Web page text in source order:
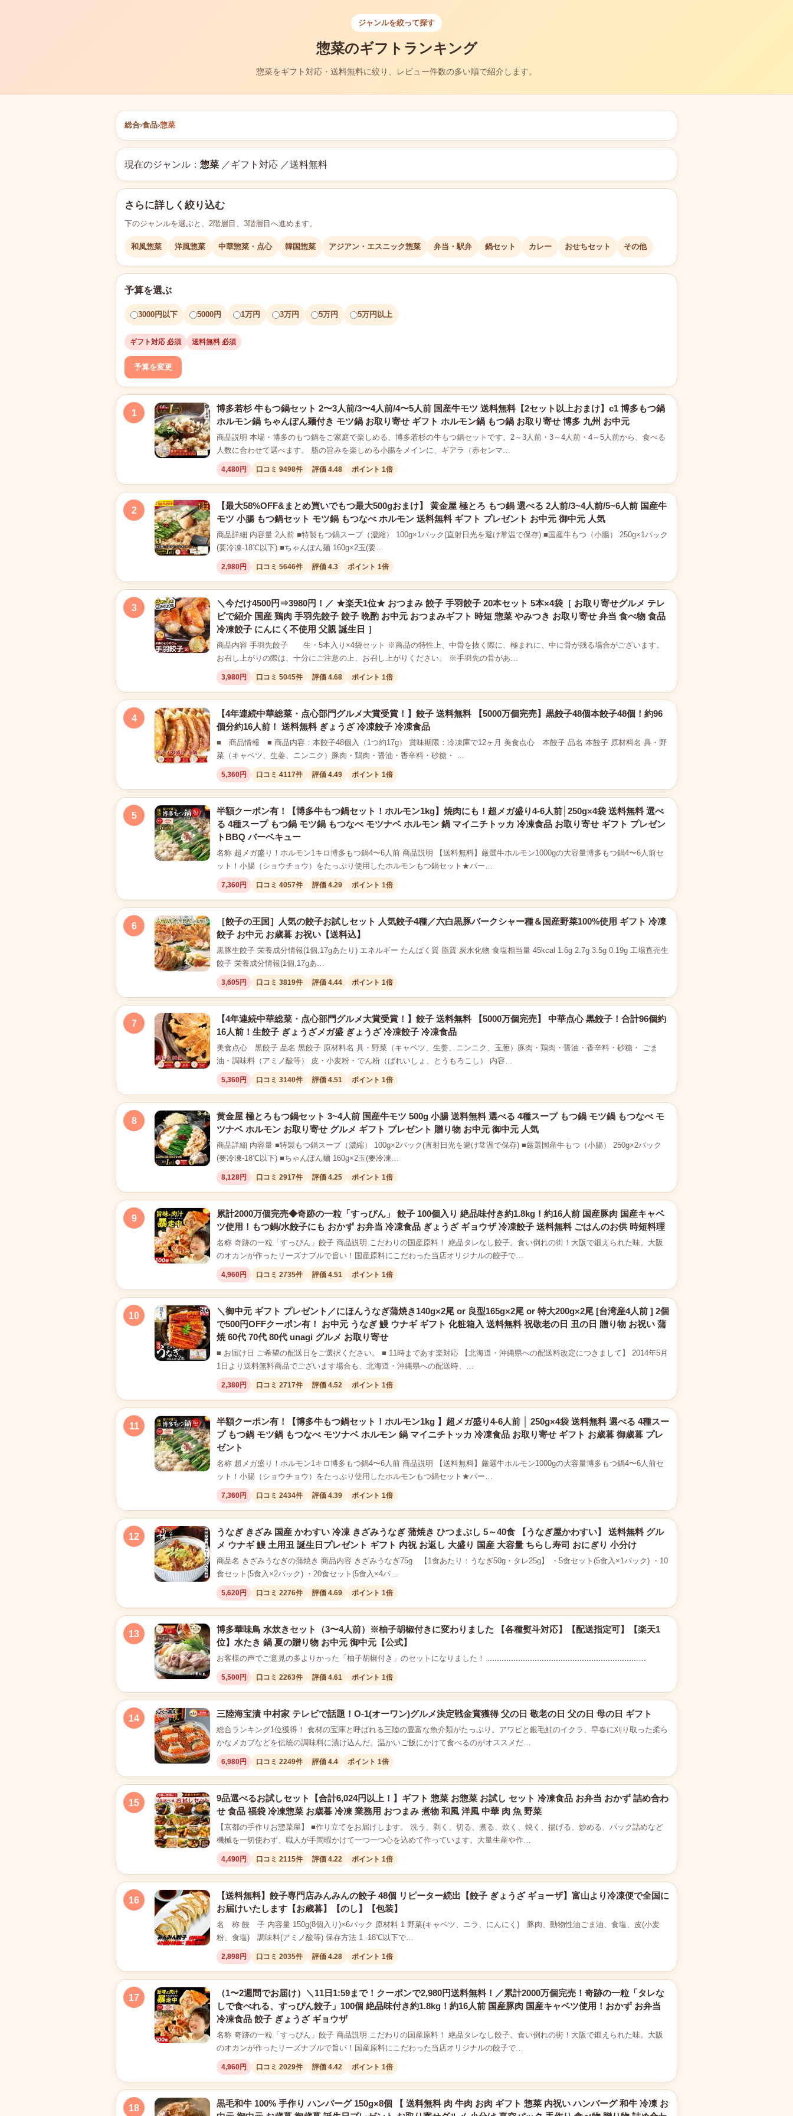
ジャンルを絞って探す
惣菜のギフトランキング
惣菜をギフト対応・送料無料に絞り、レビュー件数の多い順で紹介します。
総合›食品›惣菜
現在のジャンル： 惣菜 ／ギフト対応 ／送料無料
さらに詳しく絞り込む
下のジャンルを選ぶと、2階層目、3階層目へ進めます。
和風惣菜 洋風惣菜 中華惣菜・点心 韓国惣菜 アジアン・エスニック惣菜 弁当・駅弁 鍋セット カレー おせちセット その他
予算を選ぶ
3000円以下 5000円 1万円 3万円 5万円 5万円以上
ギフト対応 必須 送料無料 必須
予算を変更
1
博多若杉 牛もつ鍋セット 2〜3人前/3〜4人前/4〜5人前 国産牛モツ 送料無料【2セット以上おまけ】c1 博多もつ鍋
ホルモン鍋 ちゃんぽん麺付き モツ鍋 お取り寄せ ギフト ホルモン鍋 もつ鍋 お取り寄せ 博多 九州 お中元
商品説明 本場・博多のもつ鍋をご家庭で楽しめる、博多若杉の牛もつ鍋セットです。2～3人前・3～4人前・4～5人前から、食べる
人数に合わせて選べます。 脂の旨みを楽しめる小腸をメインに、ギアラ（赤センマ…
4,480円 口コミ 9498件 評価 4.48 ポイント 1倍
2
【最大58%OFF&まとめ買いでもつ最大500gおまけ】 黄金屋 極とろ もつ鍋 選べる 2人前/3~4人前/5~6人前 国産牛
モツ 小腸 もつ鍋セット モツ鍋 もつなべ ホルモン 送料無料 ギフト プレゼント お中元 御中元 人気
商品詳細 内容量 2人前 ■特製もつ鍋スープ（濃縮） 100g×1パック(直射日光を避け常温で保存) ■国産牛もつ（小腸） 250g×1パック
(要冷凍-18℃以下) ■ちゃんぽん麺 160g×2玉(要…
2,980円 口コミ 5646件 評価 4.3 ポイント 1倍
3
＼今だけ4500円⇒3980円！／ ★楽天1位★ おつまみ 餃子 手羽餃子 20本セット 5本×4袋［ お取り寄せグルメ テレ
ビで紹介 国産 鶏肉 手羽先餃子 餃子 晩酌 お中元 おつまみギフト 時短 惣菜 やみつき お取り寄せ 弁当 食べ物 食品
冷凍餃子 にんにく不使用 父親 誕生日 ］
商品内容 手羽先餃子 生・5本入り×4袋セット ※商品の特性上、中骨を抜く際に、極まれに、中に骨が残る場合がございます。
お召し上がりの際は、十分にご注意の上、お召し上がりください。 ※手羽先の骨があ…
3,980円 口コミ 5045件 評価 4.68 ポイント 1倍
4
【4年連続中華総菜・点心部門グルメ大賞受賞！】餃子 送料無料 【5000万個完売】黒餃子48個本餃子48個！約96
個分約16人前！ 送料無料 ぎょうざ 冷凍餃子 冷凍食品
■ 商品情報 ■ 商品内容：本餃子48個入（1つ約17g） 賞味期限：冷凍庫で12ヶ月 美食点心 本餃子 品名 本餃子 原材料名 具・野
菜（キャベツ、生姜、ニンニク）豚肉・鶏肉・醤油・香辛料・砂糖・ …
5,360円 口コミ 4117件 評価 4.49 ポイント 1倍
5
半額クーポン有！【博多牛もつ鍋セット！ホルモン1kg】焼肉にも！超メガ盛り4-6人前│250g×4袋 送料無料 選べ
る 4種スープ もつ鍋 モツ鍋 もつなべ モツナベ ホルモン 鍋 マイニチトッカ 冷凍食品 お取り寄せ ギフト プレゼン
トBBQ バーベキュー
名称 超メガ盛り！ホルモン1キロ博多もつ鍋4〜6人前 商品説明 【送料無料】厳選牛ホルモン1000gの大容量博多もつ鍋4〜6人前セ
ット！小腸（ショウチョウ）をたっぷり使用したホルモンもつ鍋セット★パー…
7,360円 口コミ 4057件 評価 4.29 ポイント 1倍
6
［餃子の王国］人気の餃子お試しセット 人気餃子4種／六白黒豚バークシャー種＆国産野菜100%使用 ギフト 冷凍
餃子 お中元 お歳暮 お祝い【送料込】
黒豚生餃子 栄養成分情報(1個,17gあたり) エネルギー たんぱく質 脂質 炭水化物 食塩相当量 45kcal 1.6g 2.7g 3.5g 0.19g 工場直売生
餃子 栄養成分情報(1個,17gあ…
3,605円 口コミ 3819件 評価 4.44 ポイント 1倍
7
【4年連続中華総菜・点心部門グルメ大賞受賞！】餃子 送料無料 【5000万個完売】 中華点心 黒餃子！合計96個約
16人前！生餃子 ぎょうざメガ盛 ぎょうざ 冷凍餃子 冷凍食品
美食点心 黒餃子 品名 黒餃子 原材料名 具・野菜（キャベツ、生姜、ニンニク、玉葱）豚肉・鶏肉・醤油・香辛料・砂糖・ ごま
油・調味料（アミノ酸等） 皮・小麦粉・でん粉（ばれいしょ、とうもろこし） 内容…
5,360円 口コミ 3140件 評価 4.51 ポイント 1倍
8
黄金屋 極とろもつ鍋セット 3~4人前 国産牛モツ 500g 小腸 送料無料 選べる 4種スープ もつ鍋 モツ鍋 もつなべ モ
ツナベ ホルモン お取り寄せ グルメ ギフト プレゼント 贈り物 お中元 御中元 人気
商品詳細 内容量 ■特製もつ鍋スープ（濃縮） 100g×2パック(直射日光を避け常温で保存) ■厳選国産牛もつ（小腸） 250g×2パック
(要冷凍-18℃以下) ■ちゃんぽん麺 160g×2玉(要冷凍…
8,128円 口コミ 2917件 評価 4.25 ポイント 1倍
9
累計2000万個完売◆奇跡の一粒「すっぴん」 餃子 100個入り 絶品味付き約1.8kg！約16人前 国産豚肉 国産キャベ
ツ使用！もつ鍋/水餃子にも おかず お弁当 冷凍食品 ぎょうざ ギョウザ 冷凍餃子 送料無料 ごはんのお供 時短料理
名称 奇跡の一粒「すっぴん」餃子 商品説明 こだわりの国産原料！ 絶品タレなし餃子。食い倒れの街！大阪で鍛えられた味。大阪
のオカンが作ったリーズナブルで旨い！国産原料にこだわった当店オリジナルの餃子で…
4,960円 口コミ 2735件 評価 4.51 ポイント 1倍
10
＼御中元 ギフト プレゼント／にほんうなぎ蒲焼き140g×2尾 or 良型165g×2尾 or 特大200g×2尾 [台湾産4人前 ] 2個
で500円OFFクーポン有！ お中元 うなぎ 鰻 ウナギ ギフト 化粧箱入 送料無料 祝敬老の日 丑の日 贈り物 お祝い 蒲
焼 60代 70代 80代 unagi グルメ お取り寄せ
■ お届け日 ご希望の配送日をご選択ください。 ■ 11時まであす楽対応 【北海道・沖縄県への配送料改定につきまして】 2014年5月
1日より送料無料商品でございます場合も、北海道・沖縄県への配送時、…
2,380円 口コミ 2717件 評価 4.52 ポイント 1倍
11
半額クーポン有！【博多牛もつ鍋セット！ホルモン1kg 】超メガ盛り4-6人前 │ 250g×4袋 送料無料 選べる 4種スー
プ もつ鍋 モツ鍋 もつなべ モツナベ ホルモン 鍋 マイニチトッカ 冷凍食品 お取り寄せ ギフト お歳暮 御歳暮 プレ
ゼント
名称 超メガ盛り！ホルモン1キロ博多もつ鍋4〜6人前 商品説明 【送料無料】厳選牛ホルモン1000gの大容量博多もつ鍋4〜6人前セ
ット！小腸（ショウチョウ）をたっぷり使用したホルモンもつ鍋セット★パー…
7,360円 口コミ 2434件 評価 4.39 ポイント 1倍
12
うなぎ きざみ 国産 かわすい 冷凍 きざみうなぎ 蒲焼き ひつまぶし 5～40食 【うなぎ屋かわすい】 送料無料 グル
メ ウナギ 鰻 土用丑 誕生日プレゼント ギフト 内祝 お返し 大盛り 国産 大容量 ちらし寿司 おにぎり 小分け
商品名 きざみうなぎの蒲焼き 商品内容 きざみうなぎ75g 【1食あたり：うなぎ50g・タレ25g】 ・5食セット(5食入×1パック) ・10
食セット(5食入×2パック) ・20食セット(5食入×4パ…
5,620円 口コミ 2276件 評価 4.69 ポイント 1倍
13
博多華味鳥 水炊きセット（3〜4人前）※柚子胡椒付きに変わりました 【各種熨斗対応】【配送指定可】【楽天1
位】水たき 鍋 夏の贈り物 お中元 御中元【公式】
お客様の声でご意見の多よりかった「柚子胡椒付き」のセットになりました！ ................................................................…
5,500円 口コミ 2263件 評価 4.61 ポイント 1倍
14 三陸海宝漬 中村家 テレビで話題！O-1(オーワン)グルメ決定戦金賞獲得 父の日 敬老の日 父の日 母の日 ギフト
総合ランキング1位獲得！ 食材の宝庫と呼ばれる三陸の豊富な魚介類がたっぷり。アワビと銀毛鮭のイクラ、早春に刈り取った柔ら
かなメカブなどを伝統の調味料に漬け込んだ。温かいご飯にかけて食べるのがオススメだ…
6,980円 口コミ 2249件 評価 4.4 ポイント 1倍
15
9品選べるお試しセット【合計6,024円以上！】ギフト 惣菜 お惣菜 お試し セット 冷凍食品 お弁当 おかず 詰め合わ
せ 食品 福袋 冷凍惣菜 お歳暮 冷凍 業務用 おつまみ 煮物 和風 洋風 中華 肉 魚 野菜
【京都の手作りお惣菜屋】 ■作り立てをお届けします。 洗う、剥く、切る、煮る、炊く、焼く、揚げる、炒める、パック詰めなど
機械を一切使わず、職人が手間暇かけて一つ一つ心を込めて作っています。大量生産や作…
4,490円 口コミ 2115件 評価 4.22 ポイント 1倍
16
【送料無料】餃子専門店みんみんの餃子 48個 リピーター続出【餃子 ぎょうざ ギョーザ】富山より冷凍便で全国に
お届けいたします【お歳暮】【のし】【包装】
名 称 餃 子 内容量 150g(8個入り)×6パック 原材料 1 野菜(キャベツ、ニラ、にんにく) 豚肉、動物性油ごま油、食塩、皮(小麦
粉、食塩) 調味料(アミノ酸等) 保存方法 1 -18℃以下で…
2,898円 口コミ 2035件 評価 4.28 ポイント 1倍
17
（1〜2週間でお届け）＼11日1:59まで！クーポンで2,980円送料無料！／累計2000万個完売！奇跡の一粒「タレな
しで食べれる、すっぴん餃子」100個 絶品味付き約1.8kg！約16人前 国産豚肉 国産キャベツ使用！おかず お弁当
冷凍食品 餃子 ぎょうざ ギョウザ
名称 奇跡の一粒「すっぴん」餃子 商品説明 こだわりの国産原料！ 絶品タレなし餃子。食い倒れの街！大阪で鍛えられた味。大阪
のオカンが作ったリーズナブルで旨い！国産原料にこだわった当店オリジナルの餃子で…
4,960円 口コミ 2029件 評価 4.42 ポイント 1倍
18
黒毛和牛 100% 手作り ハンバーグ 150g×8個 【 送料無料 肉 牛肉 お肉 ギフト 惣菜 内祝い ハンバーグ 和牛 冷凍 お